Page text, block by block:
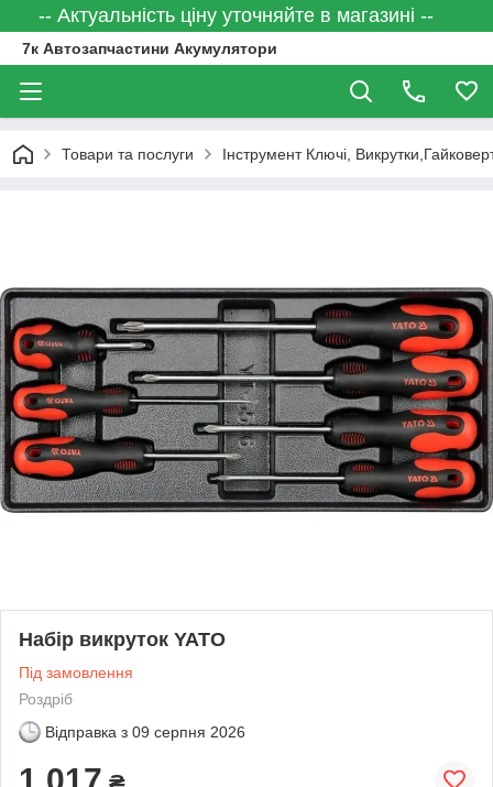
-- Актуальність ціну уточняйте в магазині --
7к Автозапчастини Акумулятори
Товари та послуги Інструмент Ключі,
Набір викруток YATO
Під замовлення
Роздріб
Відправка з 09 серпня 2026
1 017